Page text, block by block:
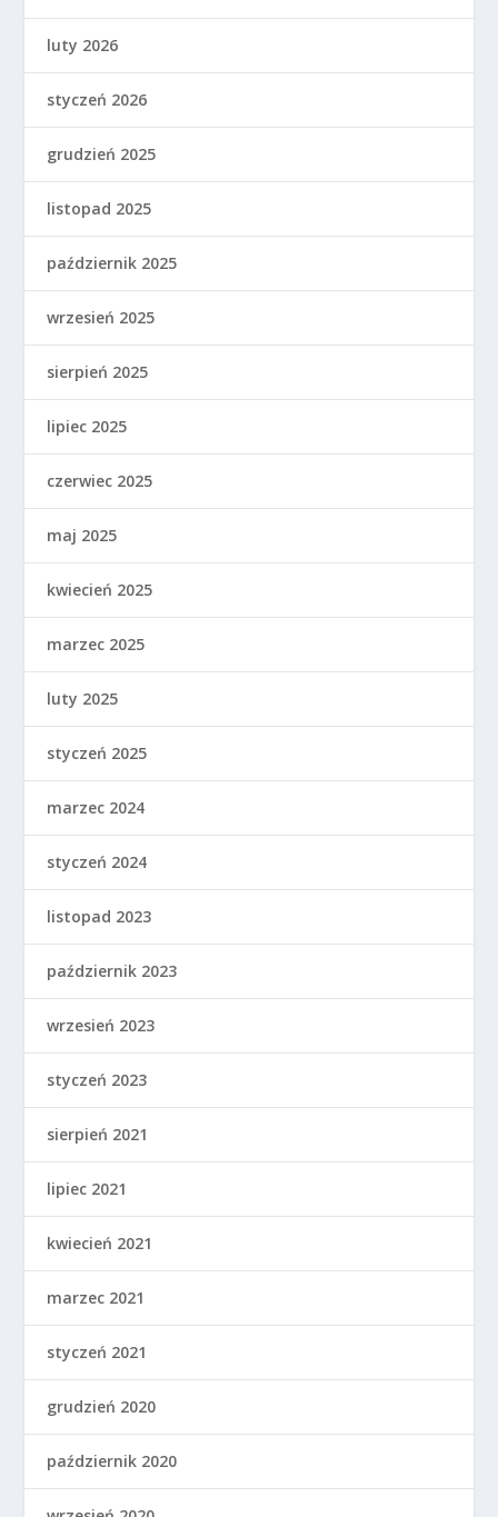
luty 2026
styczeń 2026
grudzień 2025
listopad 2025
październik 2025
wrzesień 2025
sierpień 2025
lipiec 2025
czerwiec 2025
maj 2025
kwiecień 2025
marzec 2025
luty 2025
styczeń 2025
marzec 2024
styczeń 2024
listopad 2023
październik 2023
wrzesień 2023
styczeń 2023
sierpień 2021
lipiec 2021
kwiecień 2021
marzec 2021
styczeń 2021
grudzień 2020
październik 2020